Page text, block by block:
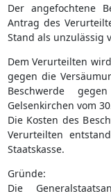
Der angefochtene
Antrag des
Stand als unzulässig
Dem Verurteilten
gegen die
Beschwerde
Gelsenkirchen vom
Die Kosten des
Verurteilten
Staatskasse.
Gründe:
Die